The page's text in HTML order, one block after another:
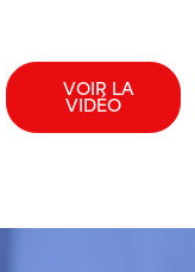
VOIR LA
VIDÉO